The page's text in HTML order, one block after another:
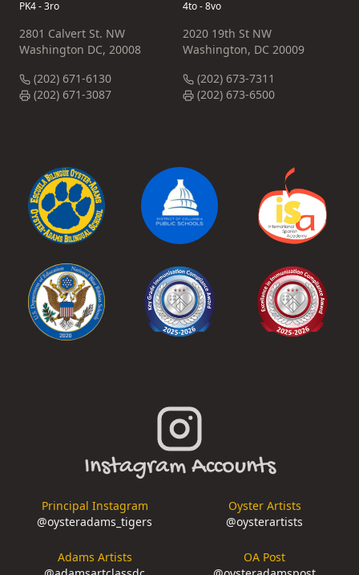
PK4 - 3ro
2801 Calvert St. NW
Washington DC, 20008
(202) 671-6130
(202) 671-3087
4to - 8vo
2020 19th St NW
Washington, DC 20009
(202) 673-7311
(202) 673-6500
Instagram Accounts
Principal Instagram
@oysteradams_tigers
Oyster Artists
@oysterartists
Adams Artists
OA Post